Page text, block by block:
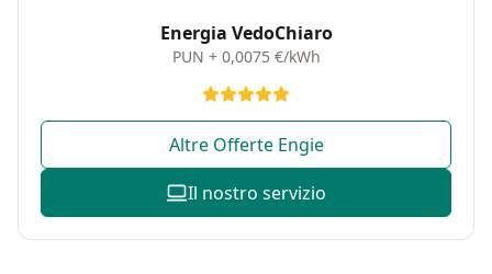
Energia VedoChiaro
PUN + 0,0075 €/kWh
Altre Offerte Engie
Il nostro servizio